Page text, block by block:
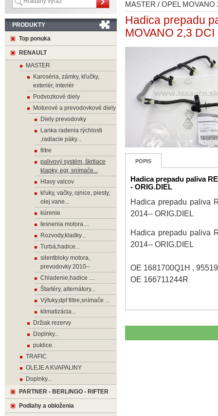
MASTER / OPEL
Hadica prepadu
MOVANO 2,3
POPIS
Hadica prepadu paliva
- ORIG.DIEL
Hadica prepadu paliva
2014-- ORIG.DIEL
Hadica prepadu paliva
2014-- ORIG.DIEL
OE 1681700Q1H ,
OE 166711244R
PRODUKTY
Top ponuka
RENAULT
MASTER
Karoséria, zámky, kľučky,
exteriér, interiér
Podvozkové diely
Motorové a prevodovkové diely
Diely prevodovky
Lanka radenia rýchlosti
,radiacie páky...
filtre
palivový systém, škrtiace
klapky, egr, snímače...
Hlavy valcov
kľuky, vačky, ojnice, piesty,
olej.vane...
kúrenie
tesnenia motora....
Rozvody,kladky...
Turbá,hadice...
silentbloky motora,
prevodovky 2010--
Chladenie,hadice ....
Štartéry, alternátory...
Výfuky,dpf filtre,snímače ...
klimatizácia...
Držiak rezervy
Doplnky...
puklice..
TRAFIC
OLEJE A KVAPALINY
Doplnky...
PARTNER - BERLINGO - RIFTER
Podlahy a obloženia